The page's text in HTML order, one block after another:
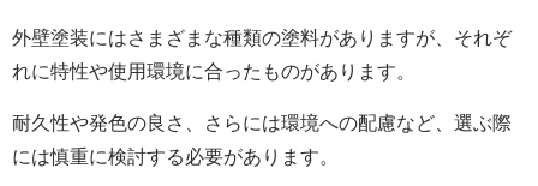
外壁塗装にはさまざまな種類の塗料がありますが、それぞ
れに特性や使用環境に合ったものがあります。
耐久性や発色の良さ、さらには環境への配慮など、選ぶ際
には慎重に検討する必要があります。